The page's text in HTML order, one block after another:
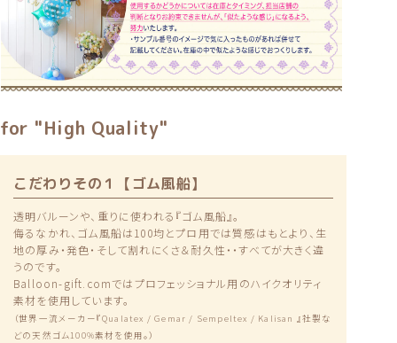
for "High Quality"
こだわりその１【ゴム風船】
透明バルーンや、重りに使われる『ゴム風船』。
侮るなかれ、ゴム風船は100均とプロ用では質感はもとより、生
地の厚み・発色・そして割れにくさ＆耐久性・・すべてが大きく違
うのです。
Balloon-gift.comではプロフェッショナル用のハイクオリティ
素材を使用しています。
（世界一流メーカー『Qualatex / Gemar / Sempeltex / Kalisan 』社製な
どの天然ゴム100%素材を使用。）